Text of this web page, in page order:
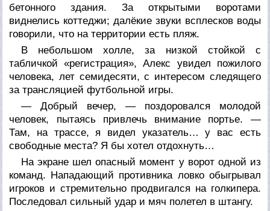
бетонного здания. За открытыми воротами
виднелись коттеджи; далёкие звуки всплесков воды
говорили, что на территории есть пляж.
В небольшом холле, за низкой стойкой с
табличкой «регистрация», Алекс увидел пожилого
человека, лет семидесяти, с интересом следящего
за трансляцией футбольной игры.
— Добрый вечер, — поздоровался молодой
человек, пытаясь привлечь внимание портье. —
Там, на трассе, я видел указатель… у вас есть
свободные места? Я бы хотел отдохнуть…
На экране шел опасный момент у ворот одной из
команд. Нападающий противника ловко обыгрывал
игроков и стремительно продвигался на голкипера.
Последовал сильный удар и мяч полетел в штангу.